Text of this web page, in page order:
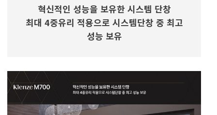
혁신적인 성능을 보유한 시스템 단창
최대 4중유리 적용으로 시스템단창 중 최고
성능 보유